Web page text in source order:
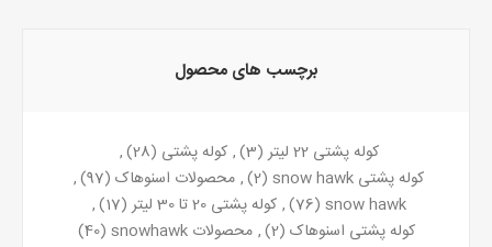
برچسب های محصول
کوله پشتی 22 لیتر (3)
, کوله پشتی (28)
,
کوله پشتی snow hawk
(2)
, محصولات اسنوهاک (97)
,
snow hawk
(76)
, کوله پشتی 20 تا 30 لیتر (17)
,
کوله پشتی اسنوهاک (2)
, محصولات snowhawk (40)